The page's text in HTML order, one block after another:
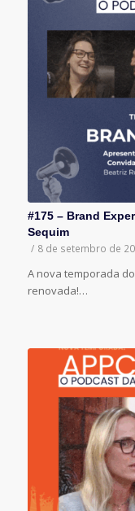
#175 – Brand
Sequim
/ 8 de setembro de
A nova temporada
renovada!…